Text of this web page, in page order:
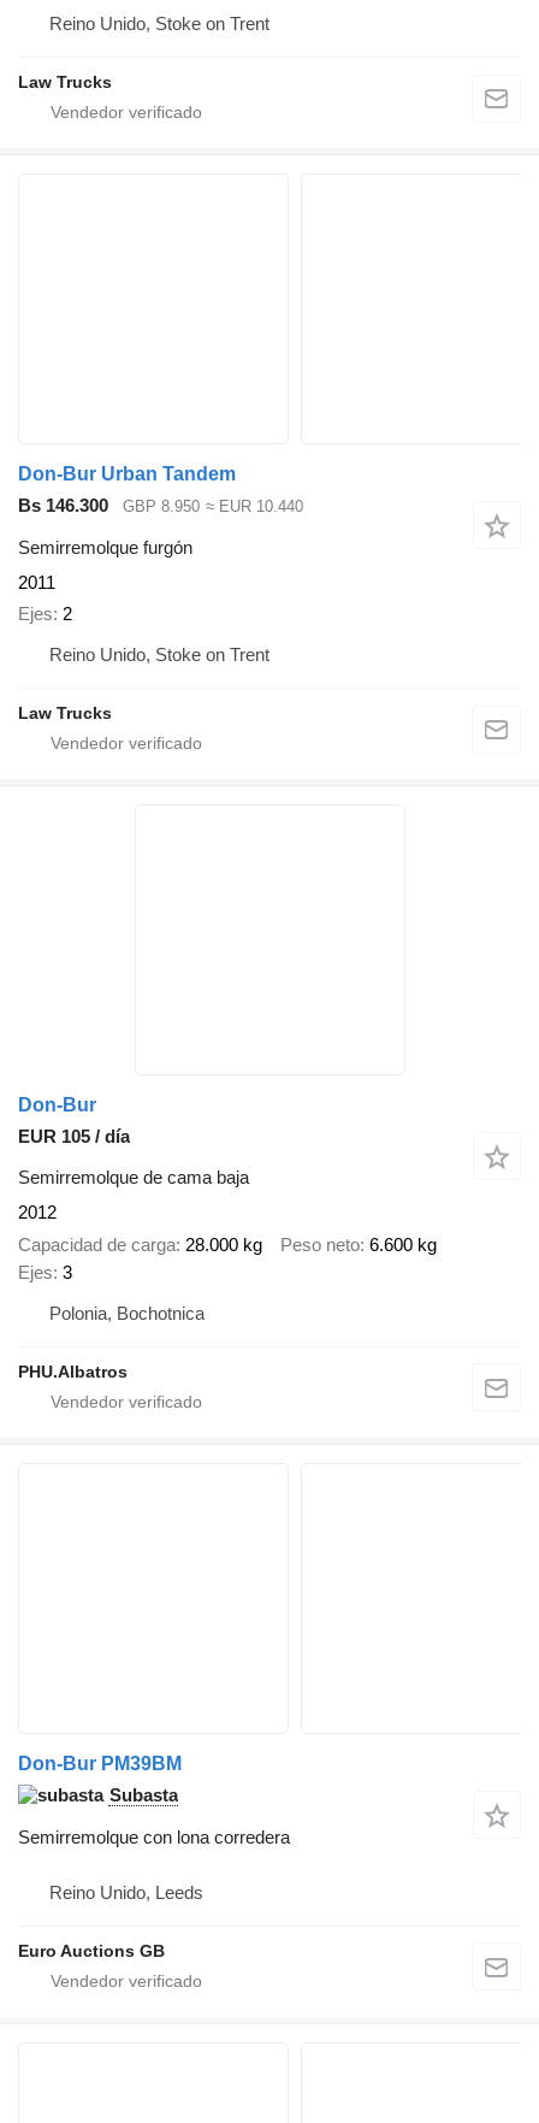
Reino Unido, Stoke on Trent
Law Trucks
Don-Bur Urban Tandem
Bs 146.300
GBP 8.950 ≈ EUR 10.440
Semirremolque furgón
2011
Ejes 2
Reino Unido, Stoke on Trent
Law Trucks
Don-Bur
EUR 105 / día
Semirremolque de cama baja
2012
Capacidad de carga 28.000 kg Peso neto 6.600 kg
Ejes 3
Polonia, Bochotnica
PHU.Albatros
Don-Bur PM39BM
Subasta
Semirremolque con lona corredera
Reino Unido, Leeds
Euro Auctions GB